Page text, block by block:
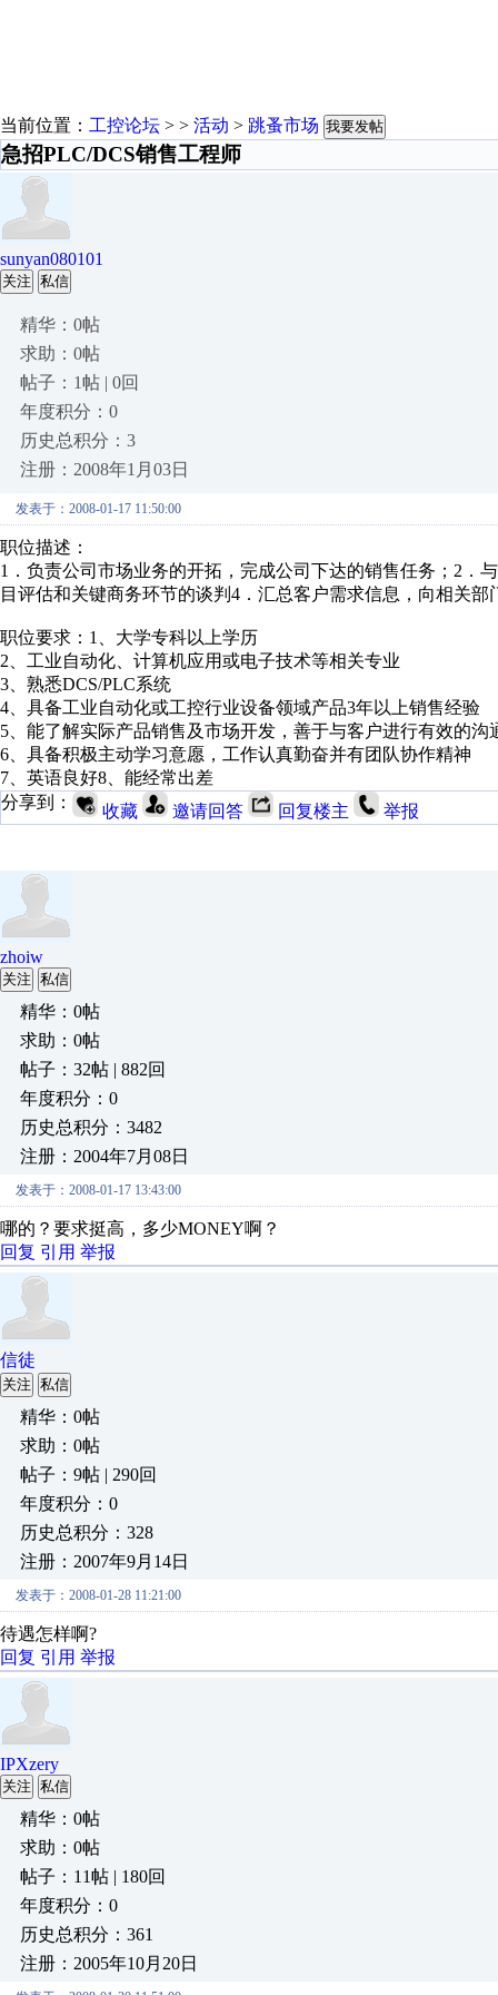
当前位置： 工控论坛 > > 活动 > 跳蚤市场 我要发帖
急招PLC/DCS销售工程师
sunyan080101
关注 私信
精华：0帖
求助：0帖
帖子：1帖 | 0回
年度积分：0
历史总积分：3
注册：2008年1月03日
发表于：2008-01-17 11:50:00
职位描述：
1．负责公司市场业务的开拓，完成公司下达的销售任务；2．
目评估和关键商务环节的谈判4．汇总客户需求信息，向相关
职位要求：1、大学专科以上学历
2、工业自动化、计算机应用或电子技术等相关专业
3、熟悉DCS/PLC系统
4、具备工业自动化或工控行业设备领域产品3年以上销售经验
5、能了解实际产品销售及市场开发，善于与客户进行有效的
6、具备积极主动学习意愿，工作认真勤奋并有团队协作精神
7、英语良好8、能经常出差
分享到：
收藏 邀请回答 回复楼主 举报
zhoiw
关注 私信
精华：0帖
求助：0帖
帖子：32帖 | 882回
年度积分：0
历史总积分：3482
注册：2004年7月08日
发表于：2008-01-17 13:43:00
哪的？要求挺高，多少MONEY啊？
回复 引用 举报
信徒
关注 私信
精华：0帖
求助：0帖
帖子：9帖 | 290回
年度积分：0
历史总积分：328
注册：2007年9月14日
发表于：2008-01-28 11:21:00
待遇怎样啊?
回复 引用 举报
IPXzery
关注 私信
精华：0帖
求助：0帖
帖子：11帖 | 180回
年度积分：0
历史总积分：361
注册：2005年10月20日